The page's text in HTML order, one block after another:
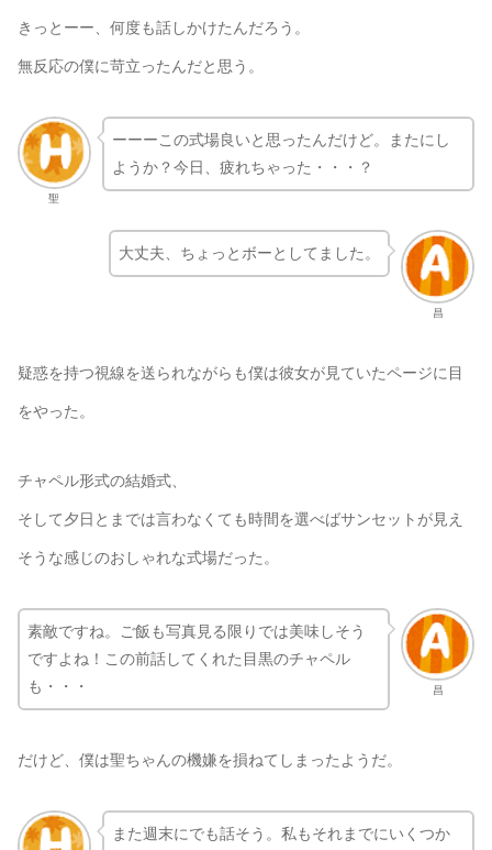
きっとーー、何度も話しかけたんだろう。
無反応の僕に苛立ったんだと思う。
聖
ーーーこの式場良いと思ったんだけど。またにし
ようか？今日、疲れちゃった・・・？
昌
大丈夫、ちょっとボーとしてました。
疑惑を持つ視線を送られながらも僕は彼女が見ていたページに目
をやった。
チャペル形式の結婚式、
そして夕日とまでは言わなくても時間を選べばサンセットが見え
そうな感じのおしゃれな式場だった。
昌
素敵ですね。ご飯も写真見る限りでは美味しそう
ですよね！この前話してくれた目黒のチャペル
も・・・
だけど、僕は聖ちゃんの機嫌を損ねてしまったようだ。
また週末にでも話そう。私もそれまでにいくつか